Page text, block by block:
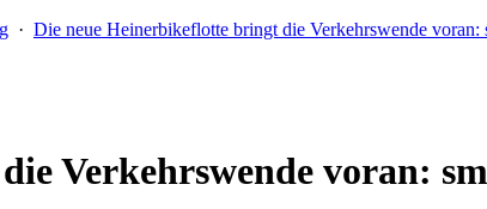
· Die neue Heinerbikeflotte bringt die Verkehrswende
Verkehrswende voran: